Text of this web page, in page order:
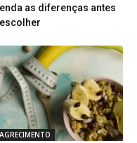
as diferenças antes